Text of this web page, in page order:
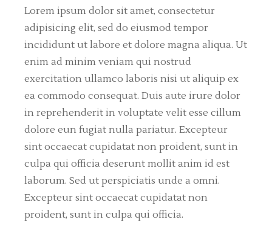
Lorem ipsum dolor sit amet, consectetur
adipisicing elit, sed do eiusmod tempor
incididunt ut labore et dolore magna aliqua. Ut
enim ad minim veniam qui nostrud
exercitation ullamco laboris nisi ut aliquip ex
ea commodo consequat. Duis aute irure dolor
in reprehenderit in voluptate velit esse cillum
dolore eun fugiat nulla pariatur. Excepteur
sint occaecat cupidatat non proident, sunt in
culpa qui officia deserunt mollit anim id est
laborum. Sed ut perspiciatis unde a omni.
Excepteur sint occaecat cupidatat non
proident, sunt in culpa qui officia.